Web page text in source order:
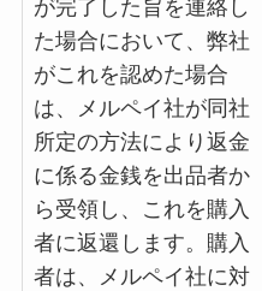
が完了した旨を連絡し
た場合において、弊社
がこれを認めた場合
は、メルペイ社が同社
所定の方法により返金
に係る金銭を出品者か
ら受領し、これを購入
者に返還します。購入
者は、メルペイ社に対